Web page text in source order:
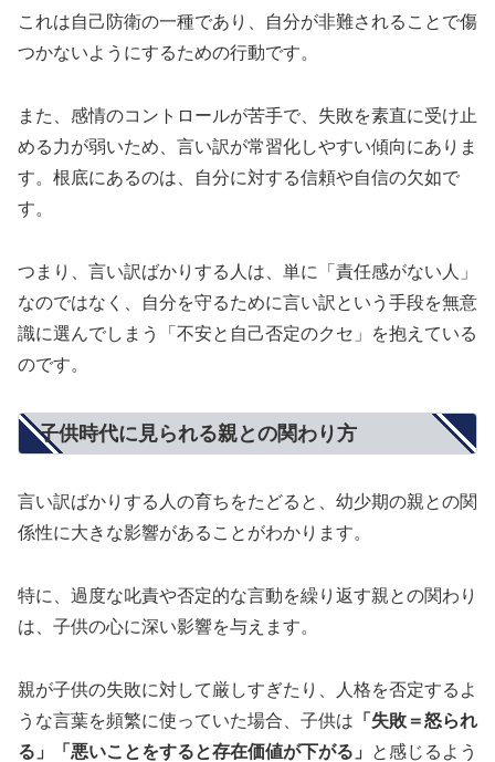
これは自己防衛の一種であり、自分が非難されることで傷
つかないようにするための行動です。
また、感情のコントロールが苦手で、失敗を素直に受け止
める力が弱いため、言い訳が常習化しやすい傾向にありま
す。根底にあるのは、自分に対する信頼や自信の欠如で
す。
つまり、言い訳ばかりする人は、単に「責任感がない人」
なのではなく、自分を守るために言い訳という手段を無意
識に選んでしまう「不安と自己否定のクセ」を抱えている
のです。
子供時代に見られる親との関わり方
言い訳ばかりする人の育ちをたどると、幼少期の親との関
係性に大きな影響があることがわかります。
特に、過度な叱責や否定的な言動を繰り返す親との関わり
は、子供の心に深い影響を与えます。
親が子供の失敗に対して厳しすぎたり、人格を否定するよ
うな言葉を頻繁に使っていた場合、子供は 「失敗＝怒られ
る」「悪いことをすると存在価値が下がる」
と感じるよう